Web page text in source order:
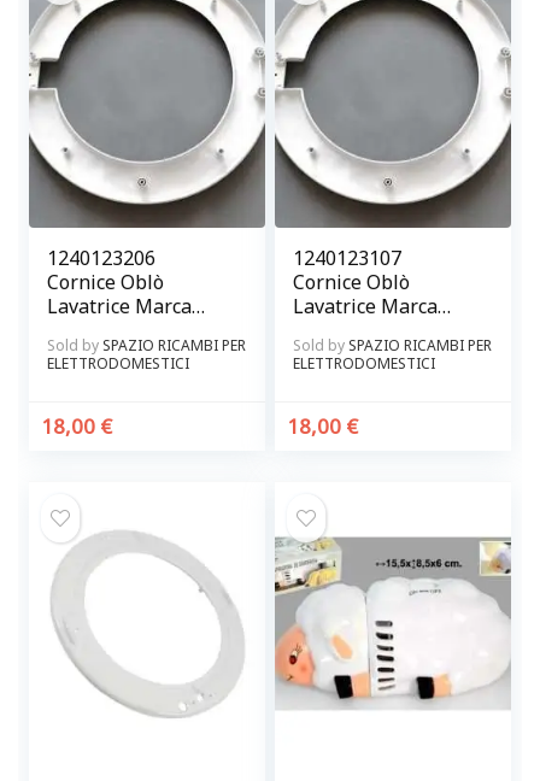
1240123206
Cornice Oblò
Lavatrice Marca
Sold by SPAZIO RICAMBI PER
ELETTRODOMESTICI
18,00 €
1240123107
Cornice Oblò
Lavatrice Marca
Sold by SPAZIO RICAMBI PER
ELETTRODOMESTICI
18,00 €